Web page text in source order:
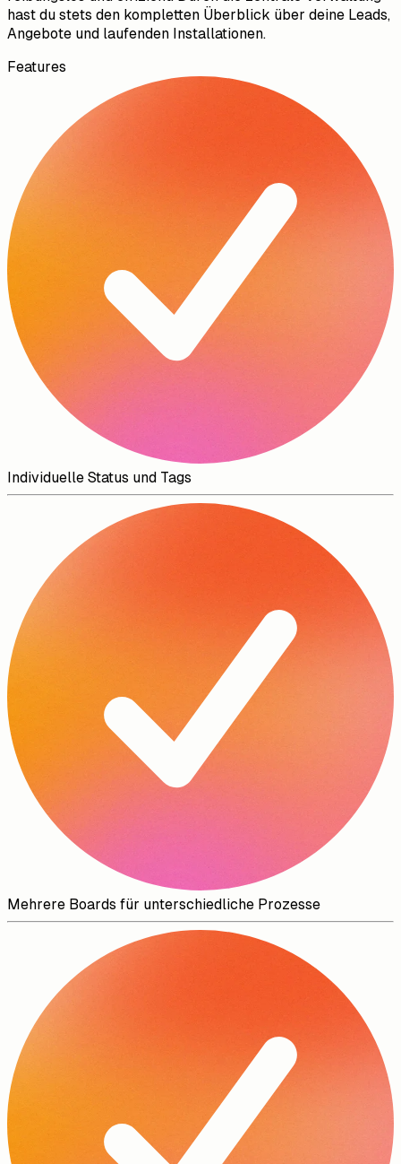
hast du stets den kompletten Überblick über deine Leads,
Angebote und laufenden Installationen.
Features
Individuelle Status und Tags
Mehrere Boards für unterschiedliche Prozesse